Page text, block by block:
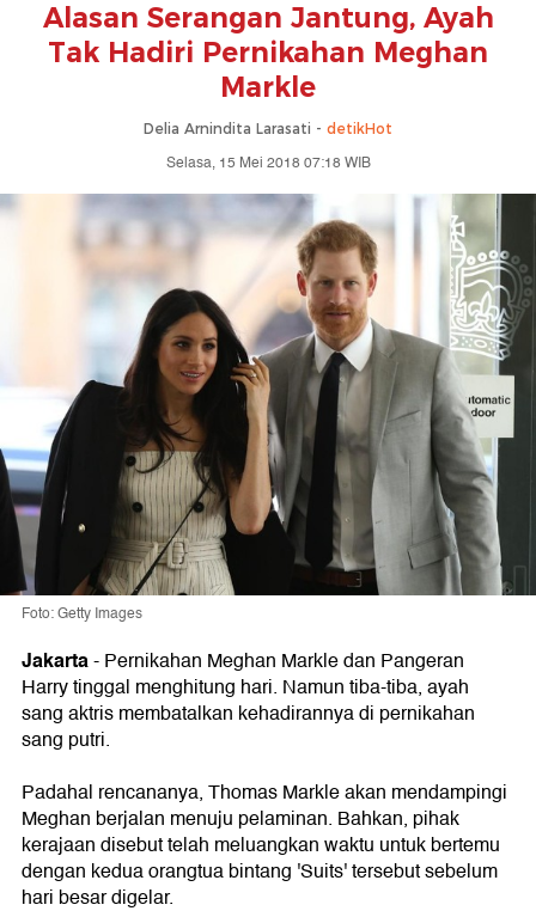
Alasan Serangan Jantung, Ayah
Tak Hadiri Pernikahan Meghan
Markle
Delia Arnindita Larasati - detikHot
Selasa, 15 Mei 2018 07:18 WIB
Foto: Getty Images
Jakarta-Pernikahan Meghan Markle dan Pangeran
Harry tinggal menghitung hari. Namun tiba-tiba, ayah
sang aktris membatalkan kehadirannya di pernikahan
sang putri.
Padahal rencananya, Thomas Markle akan mendampingi
Meghan berjalan menuju pelaminan. Bahkan, pihak
kerajaan disebut telah meluangkan waktu untuk bertemu
dengan kedua orangtua bintang 'Suits' tersebut sebelum
hari besar digelar.